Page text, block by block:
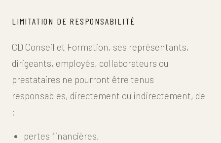
LIMITATION DE RESPONSABILITÉ
CD Conseil et Formation, ses représentants,
dirigeants, employés, collaborateurs ou
prestataires ne pourront être tenus
responsables, directement ou indirectement, de
:
pertes financières,